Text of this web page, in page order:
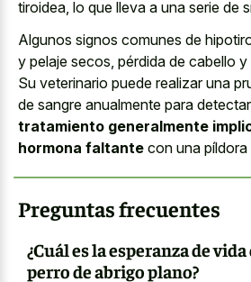
tiroidea, lo que lleva a una serie de
Algunos signos comunes de
y pelaje secos, pérdida de cabello
Su veterinario puede realizar una
de sangre anualmente para
tratamiento generalmente
hormona faltante con una píldora
Preguntas frecuentes
¿Cuál es la esperanza de vida
perro de abrigo plano?